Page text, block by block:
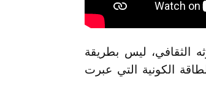
الثقافي، ليس بطريقة
الكونية التي عبرت